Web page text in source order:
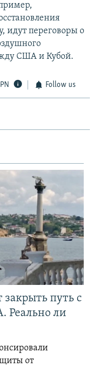
идут переговоры о
США и Кубой.
Follow us
путь с
Реально ли
от